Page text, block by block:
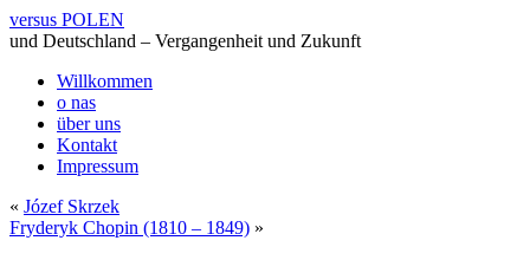
versus POLEN
und Deutschland – Vergangenheit und Zukunft
Willkommen
o nas
über uns
Kontakt
Impressum
« Józef Skrzek
Fryderyk Chopin (1810 – 1849) »